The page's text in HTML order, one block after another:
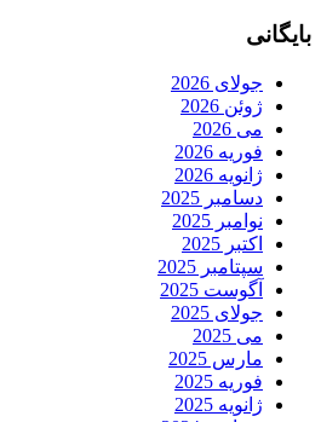
بایگانی
جولای 2026
ژوئن 2026
می 2026
فوریه 2026
ژانویه 2026
دسامبر 2025
نوامبر 2025
اکتبر 2025
سپتامبر 2025
آگوست 2025
جولای 2025
می 2025
مارس 2025
فوریه 2025
ژانویه 2025